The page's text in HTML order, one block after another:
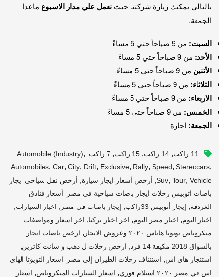
بالتالي يمكنك زيارة شركتنا حيث نعمل علي مدار الاسبوع ماعدا
الجمعة.
السبت: من 9 صباحاً حتي 5 مساءً
الأحد: من 9 صباحاً حتي 5 مساءً
الأثنين من 9 صباحاً حتي 5 مساءً
الثلاثاء: من 9 صباحاً حتي 5 مساءً
الاربعاء: من 9 صباحاً حتي 5 مساءً
الخميس: من 9 صباحاً حتي 5 مساءً
الجمعة: اجازة
11 راكب , 14 راكب , 15 راكب , 7 راكب ,
Automobile (industry),
Automobiles, Car, City, Drift, Exclusive, Rally, Speed, Stereocars,
Suv, Tour, Vehicle
, أرخص أسعار ايجار سيارة, أرخص نقل سياحي ايجار
باصات اتوبيس رحلات ايجار باصات سياحية فى مصر , أسعار فنادق
الغردقة, إيجار أتوبيس 33راكب , إيجار باصات في مصر , اخبار السيارات,
اخبار اليوم, اخبار مصر اليوم, اخر اخبار تركيا, اخر اسعار ومواصفات
ميكروباص تويوتا هاياس ٢٠٢٠ وعروض الايجار
, ارخص باصات ايجار
بالسواق 2018 مكيفة 14 فرد
, ارخص رحلات ل دهب و سانت كاترين,
استئجار هاي اس, استئناف رحلات الطيران إلى مصر , اسعار التويوتا الهاي
اس في مصر ٢٠٢٠ استلام فوري
, اسعار السيارات الميكروباص, اسعار